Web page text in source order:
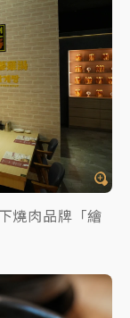
燒肉品牌「繪